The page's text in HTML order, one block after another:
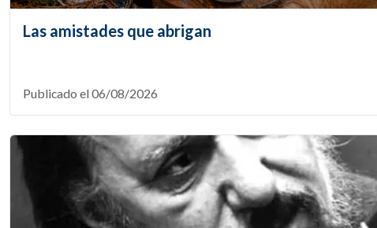
Las amistades que abrigan
Publicado el 06/08/2026